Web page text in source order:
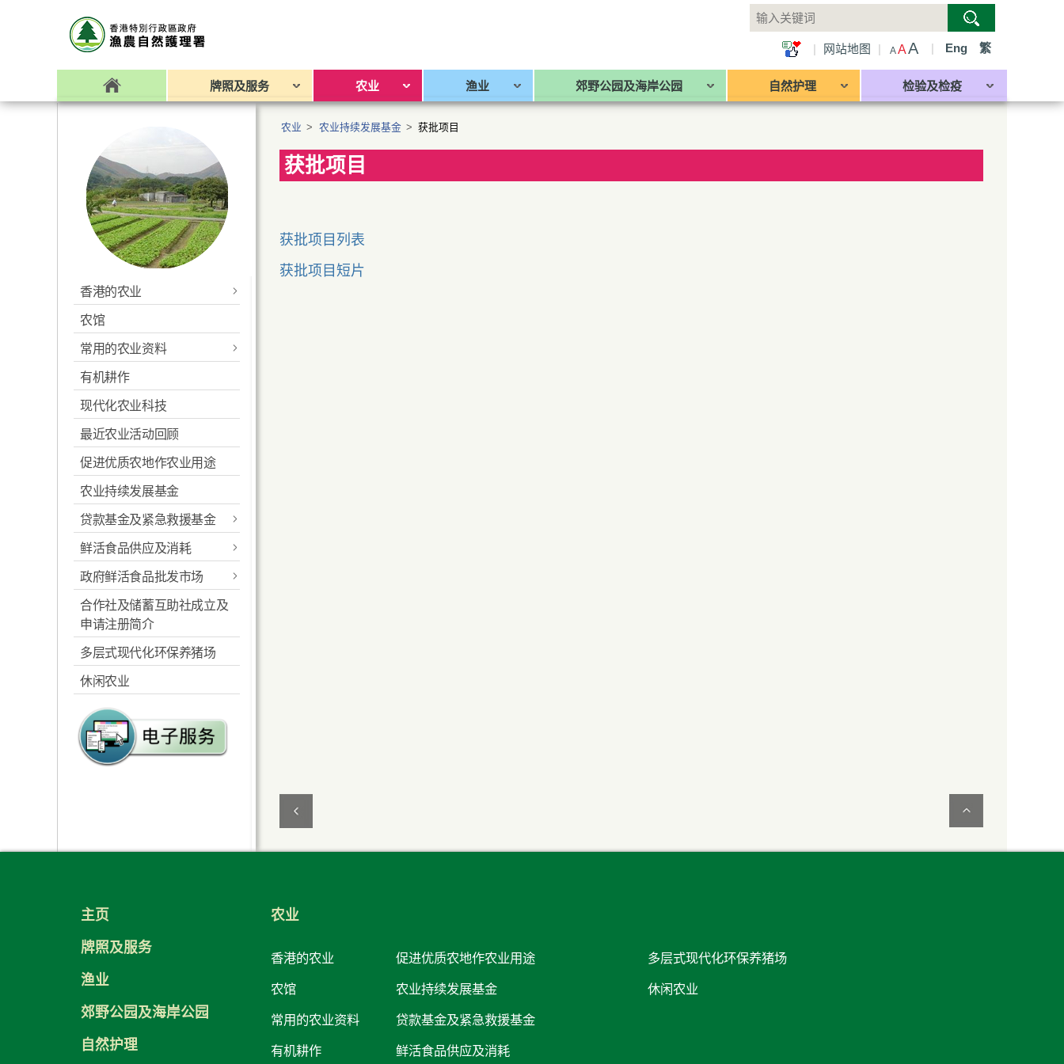
| 网站地图 | AAA | Eng 繁
牌照及服务 农业 渔业 郊野公园及海岸公园 自然护理 检验及检疫
香港的农业
生产技术
常用的农业资料
有机耕作
申请农用构筑物批准书
申请农用灌溉水供应
农馆
常用的农业资料
常见本地蔬菜
特色蔬菜推介
常见作物病虫害及其防治
耕作技术
安全及适当使用农药
申请机械及其借用服务
农地复耕计划
良好农业规范-作物生产
本地渔农美食嘉年华
本地菜场登记计划
有机耕作
现代化农业科技
最近农业活动回顾
促进优质农地作农业用途
农业持续发展基金
贷款基金及紧急救援基金
紧急救援基金
嘉道理农业辅助贷款基金
蔬菜统营处贷款基金
约瑟信托基金
鲜活食品供应及消耗
鲜活食品消耗统计资料
政府鲜活食品批发市场
长沙湾副食品批发市场
西区副食品批发市场
长沙湾临时家禽批发市场
鲜活食品消耗统计资料
申请副食品批发市场设施
合作社及储蓄互助社成立及
申请注册简介
多层式现代化环保养猪场
休闲农业
农业 > 农业持续发展基金 > 获批项目
获批项目
获批项目列表
获批项目短片
主页
牌照及服务
渔业
郊野公园及海岸公园
自然护理
农业
香港的农业
农馆
常用的农业资料
有机耕作
促进优质农地作农业用途
农业持续发展基金
贷款基金及紧急救援基金
鲜活食品供应及消耗
多层式现代化环保养猪场
休闲农业